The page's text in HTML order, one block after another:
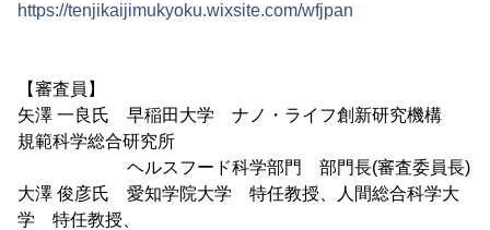
https://tenjikaijimukyoku.wixsite.com/wfjpan
【審査員】
矢澤 一良氏 早稲田大学 ナノ・ライフ創新研究機構
規範科学総合研究所
ヘルスフード科学部門 部門長(審査委員長)
大澤 俊彦氏 愛知学院大学 特任教授、人間総合科学大
学 特任教授、